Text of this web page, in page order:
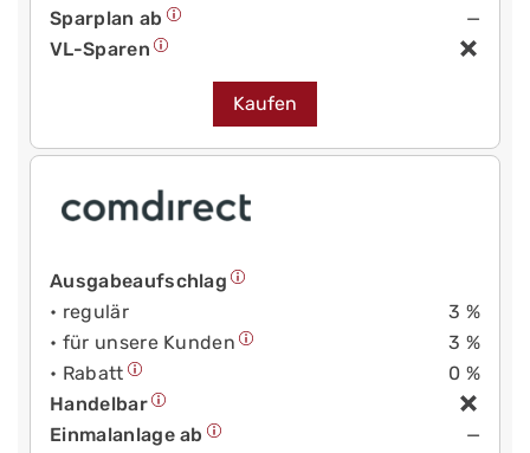
Sparplan ab
—
VL-Sparen
Kaufen
Ausgabeaufschlag
• regulär
3 %
• für unsere Kunden
3 %
• Rabatt
0 %
Handelbar
Einmalanlage ab
—